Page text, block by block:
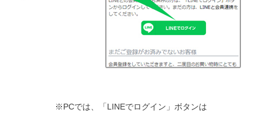
※PCでは、「LINEでログイン」ボタンは